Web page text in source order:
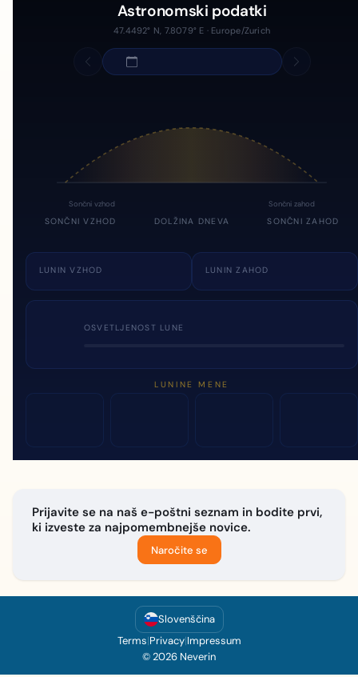
Astronomski podatki
47.4492° N, 7.8079° E · Europe/Zurich
Sončni vzhod Sončni zahod
SONČNI VZHOD DOLŽINA DNEVA SONČNI ZAHOD
LUNIN VZHOD LUNIN ZAHOD
OSVETLJENOST LUNE
LUNINE MENE
Prijavite se na naš e-poštni seznam in bodite prvi,
ki izveste za najpomembnejše novice.
Naročite se
Slovenščina
Terms|Privacy|Impressum
© 2026 Neverin